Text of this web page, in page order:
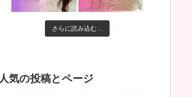
さらに読み込む...
人気の投稿とページ